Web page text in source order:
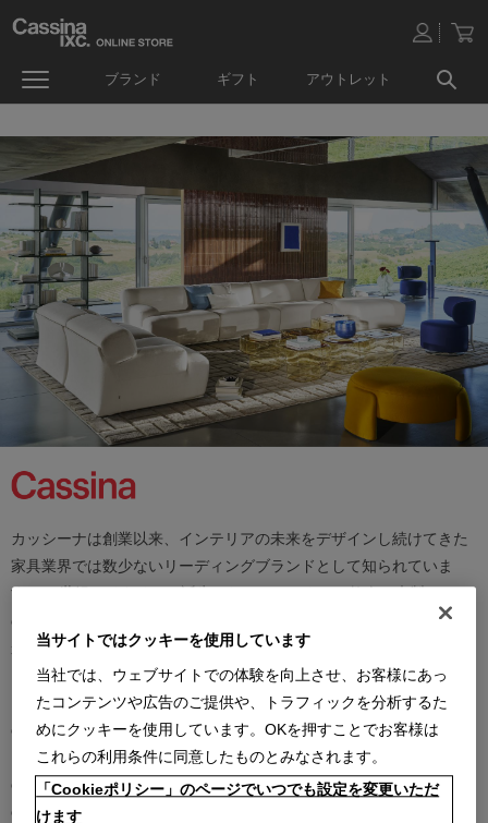
ブランド ギフト アウトレット
カッシーナは創業以来、インテリアの未来をデザインし続けてきた
家具業界では数少ないリーディングブランドとして知られていま
す。17世紀、イタリアで誕生したカッシーナは、教会の木製チェア
の製造に始まり、その後豪華客船の内装などを手掛け、技術力を確
かなものとしました。1927年にチェーザレ・カッシーナとウンベル
ト・カッシーナによってカッシーナ社が設立されると、5０年代には
モダンファーニチャーの分野へと転身、その後多くの製品が世界中
の最も重要な美術館にコレクションされるなど、その完成度とデザ
イン性は高い評価を得ています。この普遍的なクオリティを支える
のは、高水準のテクノロジーとアルチザン（職人）の技術の継承と
の見事な融合であり、また、永年をかけ築きあげられた歴史と信
当サイトではクッキーを使用しています
当社では、ウェブサイトでの体験を向上させ、お客様にあっ
たコンテンツや広告のご提供や、トラフィックを分析するた
めにクッキーを使用しています。OKを押すことでお客様は
これらの利用条件に同意したものとみなされます。
「Cookieポリシー」のページでいつでも設定を変更いただ
けます